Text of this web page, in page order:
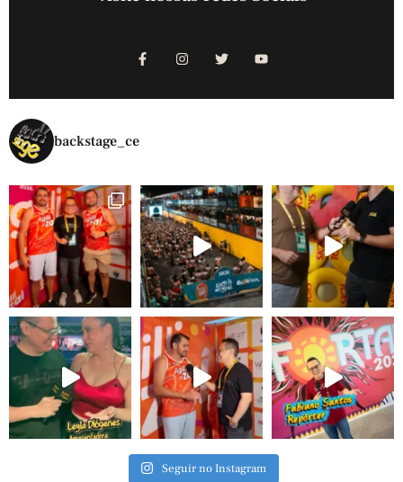
backstage_ce
Seguir no Instagram